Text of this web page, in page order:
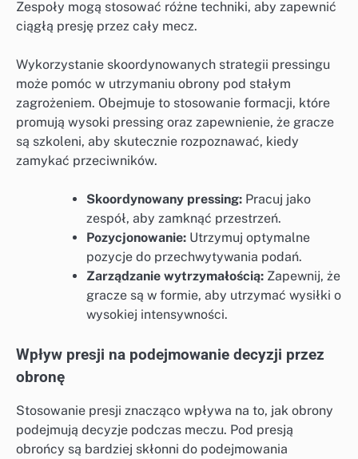
Zespoły mogą stosować różne techniki, aby zapewnić
ciągłą presję przez cały mecz.
Wykorzystanie skoordynowanych strategii pressingu
może pomóc w utrzymaniu obrony pod stałym
zagrożeniem. Obejmuje to stosowanie formacji, które
promują wysoki pressing oraz zapewnienie, że gracze
są szkoleni, aby skutecznie rozpoznawać, kiedy
zamykać przeciwników.
Skoordynowany pressing: Pracuj jako
zespół, aby zamknąć przestrzeń.
Pozycjonowanie: Utrzymuj optymalne
pozycje do przechwytywania podań.
Zarządzanie wytrzymałością: Zapewnij, że
gracze są w formie, aby utrzymać wysiłki o
wysokiej intensywności.
Wpływ presji na podejmowanie decyzji przez
obronę
Stosowanie presji znacząco wpływa na to, jak obrony
podejmują decyzje podczas meczu. Pod presją
obrońcy są bardziej skłonni do podejmowania